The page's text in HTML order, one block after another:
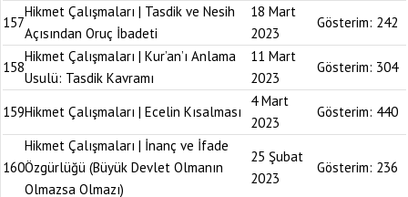
157
Hikmet Çalışmaları | Tasdik ve Nesih
Açısından Oruç İbadeti
18 Mart
2023
Gösterim: 242
158
Hikmet Çalışmaları | Kur’an’ı Anlama
Usulü: Tasdik Kavramı
11 Mart
2023
Gösterim: 304
159Hikmet Çalışmaları | Ecelin Kısalması
4 Mart
2023
Gösterim: 440
160
Hikmet Çalışmaları | İnanç ve İfade
Özgürlüğü (Büyük Devlet Olmanın
Olmazsa Olmazı)
25 Şubat
2023
Gösterim: 236